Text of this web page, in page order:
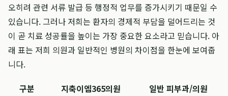
오히려 관련 서류 발급 등 행정적 업무를 증가시키기 때문일 수
있습니다. 그러나 저희는 환자의 경제적 부담을 덜어드리는 것
이 곧 치료 성공률을 높이는 가장 중요한 요소라고 믿습니다. 아
래 표는 저희 의원과 일반적인 병원의 차이점을 한눈에 보여줍
니다.
구분
지축이엠365의원
일반 피부과/의원